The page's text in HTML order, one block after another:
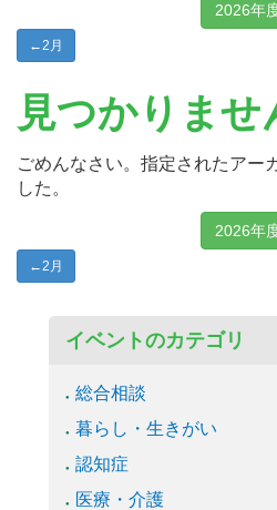
2026年
←2月
見つかりませ
ごめんなさい。指定されたアー
した。
2026年
←2月
イベントのカテゴリ
総合相談
暮らし・生きがい
認知症
医療・介護